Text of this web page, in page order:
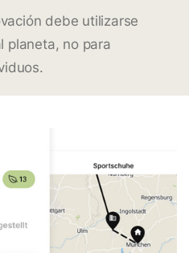
debe utilizarse
planeta, no para